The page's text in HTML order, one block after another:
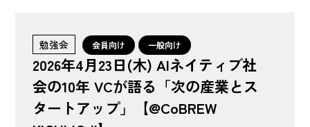
勉強会 会員向け 一般向け
2026年4月23日(木) AIネイティブ社
会の10年 VCが語る「次の産業とス
タートアップ」【@CoBREW